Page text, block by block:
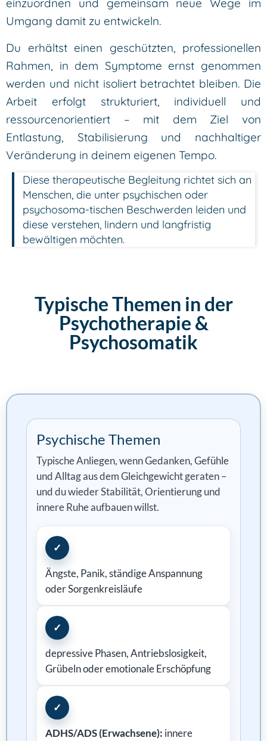
einzuordnen und gemeinsam neue Wege im
Umgang damit zu entwickeln.
Du erhältst einen geschützten, professionellen
Rahmen, in dem Symptome ernst genommen
werden und nicht isoliert betrachtet bleiben. Die
Arbeit erfolgt strukturiert, individuell und
ressourcenorientiert – mit dem Ziel von
Entlastung, Stabilisierung und nachhaltiger
Veränderung in deinem eigenen Tempo.
Diese therapeutische Begleitung richtet sich an
Menschen, die unter psychischen oder
psychosoma-tischen Beschwerden leiden und
diese verstehen, lindern und langfristig
bewältigen möchten.
Typische Themen in der
Psychotherapie &
Psychosomatik
Psychische Themen
Typische Anliegen, wenn Gedanken, Gefühle
und Alltag aus dem Gleichgewicht geraten –
und du wieder Stabilität, Orientierung und
innere Ruhe aufbauen willst.
✓
Ängste, Panik, ständige Anspannung
oder Sorgenkreisläufe
✓
depressive Phasen, Antriebslosigkeit,
Grübeln oder emotionale Erschöpfung
✓
ADHS/ADS (Erwachsene): innere